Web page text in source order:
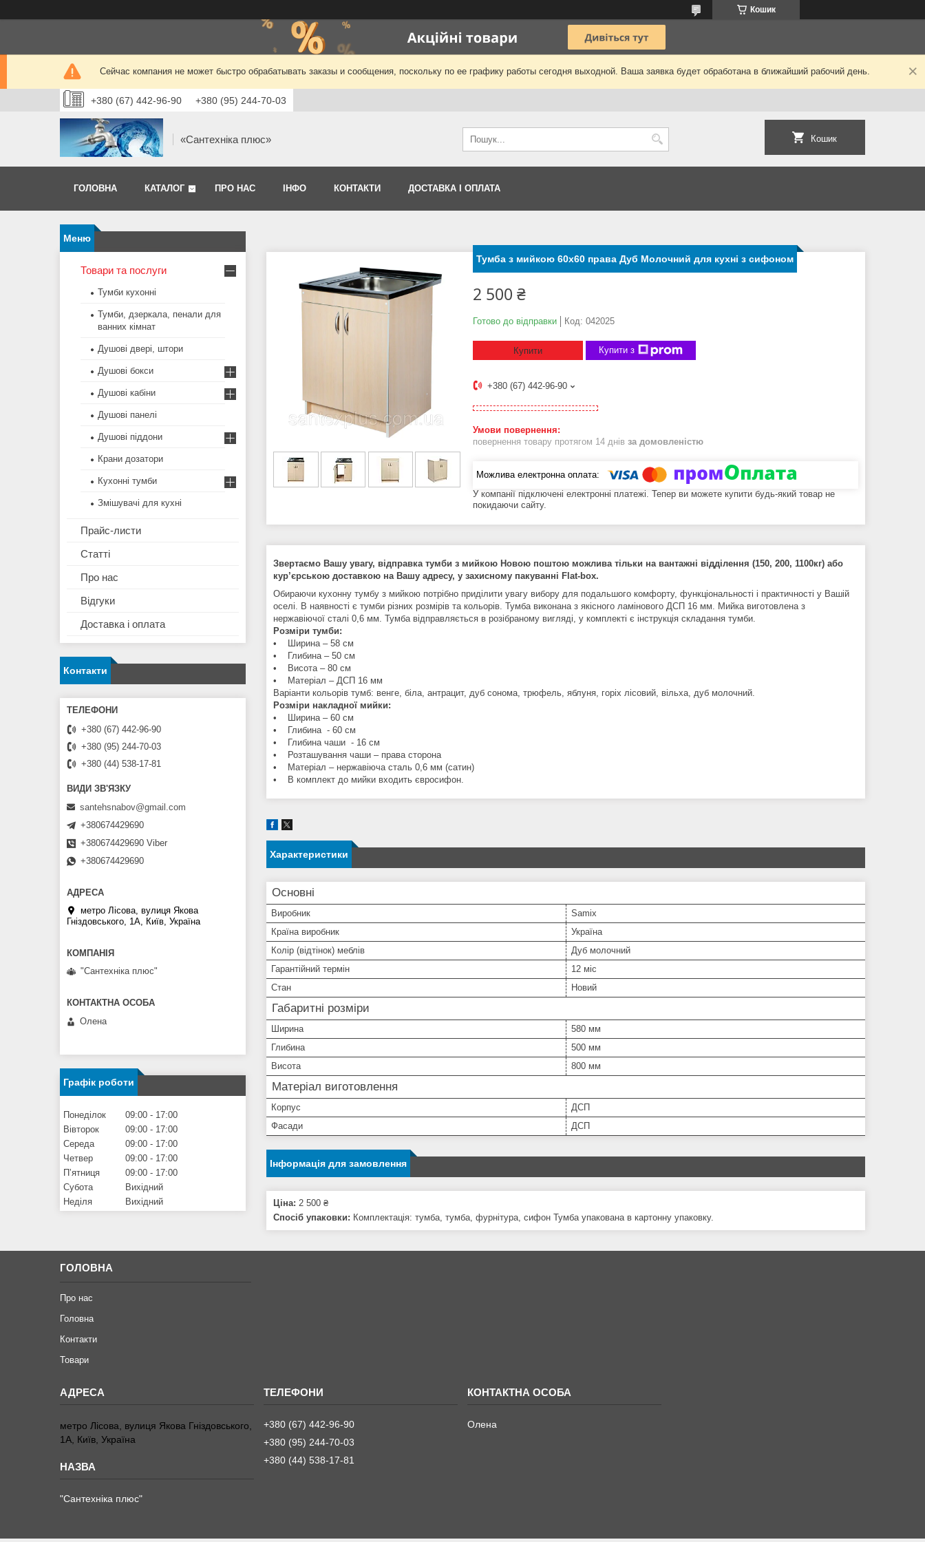
Кошик
Сейчас компания не может быстро обрабатывать заказы и сообщения, поскольку по ее графику работы сегодня выходной. Ваша заявка будет обработана в ближайший рабочий день.
+380 (67) 442-96-90 +380 (95) 244-70-03
«Сантехніка плюс» Кошик
ГОЛОВНА КАТАЛОГ ПРО НАС ІНФО КОНТАКТИ ДОСТАВКА І ОПЛАТА
Тумба з мийкою 60х60 права Дуб Молочний для кухні з сифоном
2 500 ₴
Готово до відправки Код: 042025
Купити Купити з
+380 (67) 442-96-90
повернення товару протягом 14 днів за домовленістю
У компанії підключені електронні платежі. Тепер ви можете купити будь-який товар не
покидаючи сайту.
Звертаємо Вашу увагу, відправка тумби з мийкою Новою поштою можлива тільки на вантажні відділення (150, 200, 1100кг) або
кур’єрською доставкою на Вашу адресу, у захисному пакуванні Flat-box.
Обираючи кухонну тумбу з мийкою потрібно приділити увагу вибору для подальшого комфорту, функціональності і практичності у Вашій
оселі. В наявності є тумби різних розмірів та кольорів. Тумба виконана з якісного ламінового ДСП 16 мм. Мийка виготовлена з
нержавіючої сталі 0,6 мм. Тумба відправляється в розібраному вигляді, у комплекті є інструкція складання тумби.
Розміри тумби:
• Ширина – 58 см
• Глибина – 50 см
• Висота – 80 см
• Матеріал – ДСП 16 мм
Варіанти кольорів тумб: венге, біла, антрацит, дуб сонома, трюфель, яблуня, горіх лісовий, вільха, дуб молочний.
Розміри накладної мийки:
• Ширина – 60 см
• Глибина - 60 см
• Глибина чаши - 16 см
• Розташування чаши – права сторона
• Матеріал – нержавіюча сталь 0,6 мм (сатин)
• В комплект до мийки входить євросифон.
Характеристики
Основні
Виробник
Samix
Країна виробник
Україна
Колір (відтінок) меблів
Дуб молочний
Гарантійний термін
12 міс
Стан
Новий
Габаритні розміри
Ширина
580 мм
Глибина
500 мм
Висота
800 мм
Матеріал виготовлення
Корпус
ДСП
Фасади
ДСП
Інформація для замовлення
Ціна: 2 500 ₴
Спосіб упаковки: Комплектація: тумба, тумба, фурнітура, сифон Тумба упакована в картонну упаковку.
Товари та послуги
Тумби кухонні
Тумби, дзеркала, пенали для
ванних кімнат
Душові двері, штори
Душові бокси
Душові кабіни
Душові панелі
Душові піддони
Крани дозатори
Кухонні тумби
Змішувачі для кухні
Прайс-листи
Статті
Про нас
Відгуки
Доставка і оплата
Контакти
+380 (67) 442-96-90
+380 (95) 244-70-03
+380 (44) 538-17-81
santehsnabov@gmail.com
+380674429690
+380674429690 Viber
+380674429690
метро Лісова, вулиця Якова
Гніздовського, 1А, Київ, Україна
"Сантехніка плюс"
Олена
Графік роботи
Понеділок 09:00
17:00
Вівторок
09:00
17:00
Середа
09:00
17:00
Четвер
09:00
17:00
Пʼятниця
09:00
17:00
Субота
Вихідний
Неділя
Вихідний
ГОЛОВНА
Про нас
Головна
Контакти
Товари
метро Лісова, вулиця Якова Гніздовського,
1А, Київ, Україна
"Сантехніка плюс"
+380 (67) 442-96-90
+380 (95) 244-70-03
+380 (44) 538-17-81
Олена